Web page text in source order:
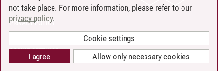
SITE NOTICE
PRIVACY POLICY
COOKIE SETTINGS
not take place. For more information, please refer to our
privacy policy.
Cookie settings
Allow only necessary cookies
I agree